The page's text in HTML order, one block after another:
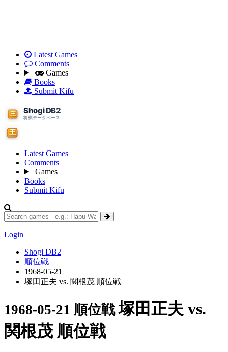
Latest Games
Comments
Games
Books
Submit Kifu
Latest Games
Comments
Games
Books
Submit Kifu
Login
Shogi DB2
順位戦
1968-05-21
塚田正夫 vs. 関根茂 順位戦
1968-05-21 順位戦塚田正夫 vs.
関根茂 順位戦